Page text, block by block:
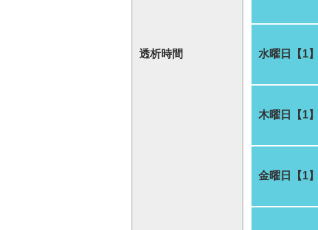
透析時間 水曜日【1】
木曜日【1】
金曜日【1】